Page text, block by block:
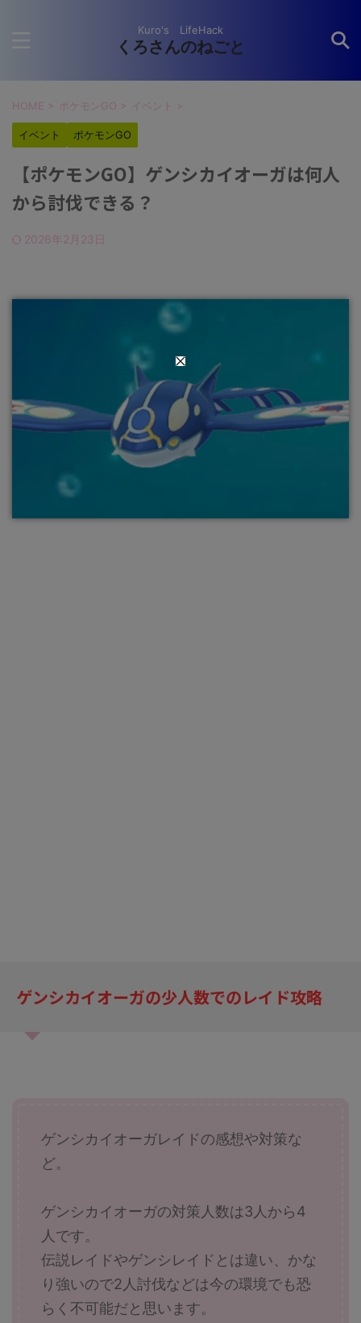
Kuro's LifeHack
くろさんのねごと
HOME > ポケモンGO > イベント >
イベント ポケモンGO
【ポケモンGO】ゲンシカイオーガは何人
から討伐できる？
2026年2月23日
ゲンシカイオーガの少人数でのレイド攻略
ゲンシカイオーガレイドの感想や対策な
ど。
ゲンシカイオーガの対策人数は3人から4
人です。
伝説レイドやゲンシレイドとは違い、かな
り強いので2人討伐などは今の環境でも恐
らく不可能だと思います。